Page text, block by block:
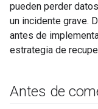
pueden perder
un incidente grave.
antes de
estrategia de
Antes de